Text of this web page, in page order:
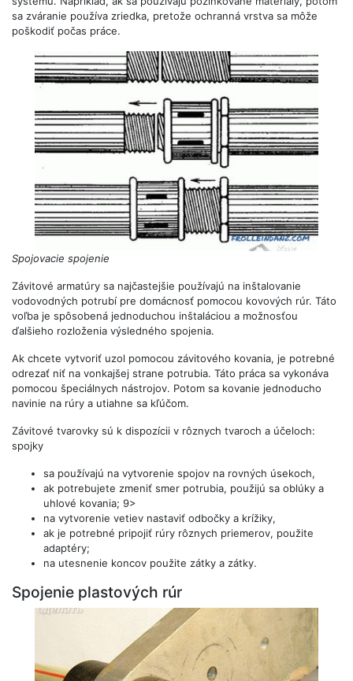
sa zváranie používa zriedka, pretože ochranná vrstva sa môže
poškodiť počas práce.
Spojovacie spojenie
Závitové armatúry sa najčastejšie používajú na inštalovanie
vodovodných potrubí pre domácnosť pomocou kovových rúr. Táto
voľba je spôsobená jednoduchou inštaláciou a možnosťou
ďalšieho rozloženia výsledného spojenia.
Ak chcete vytvoriť uzol pomocou závitového kovania, je potrebné
odrezať niť na vonkajšej strane potrubia. Táto práca sa vykonáva
pomocou špeciálnych nástrojov. Potom sa kovanie jednoducho
navinie na rúry a utiahne sa kľúčom.
Závitové tvarovky sú k dispozícii v rôznych tvaroch a účeloch:
spojky
sa používajú na vytvorenie spojov na rovných úsekoch,
ak potrebujete zmeniť smer potrubia, použijú sa oblúky a
uhlové kovania; 9>
na vytvorenie vetiev nastaviť odbočky a krížiky,
ak je potrebné pripojiť rúry rôznych priemerov, použite
adaptéry;
na utesnenie koncov použite zátky a zátky.
Spojenie plastových rúr